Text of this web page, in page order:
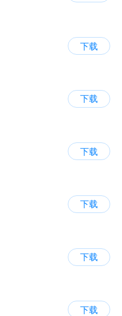
下载
下载
下载
下载
下载
下载